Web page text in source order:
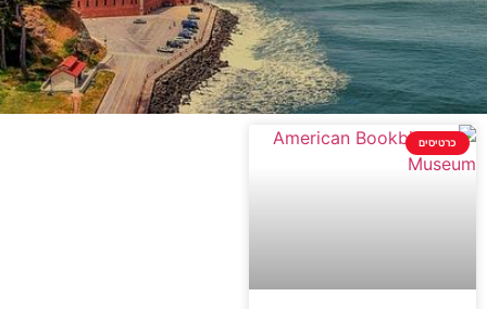
כרטיסים